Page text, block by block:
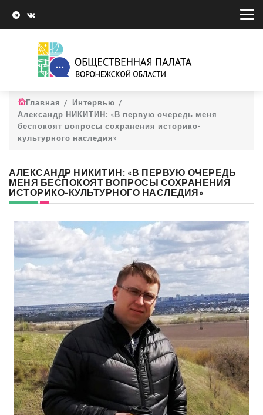
Главная
Интервью
Александр НИКИТИН: «В первую очередь меня
беспокоят вопросы сохранения историко-
культурного наследия»
АЛЕКСАНДР НИКИТИН: «В ПЕРВУЮ ОЧЕРЕДЬ
МЕНЯ БЕСПОКОЯТ ВОПРОСЫ СОХРАНЕНИЯ
ИСТОРИКО-КУЛЬТУРНОГО НАСЛЕДИЯ»